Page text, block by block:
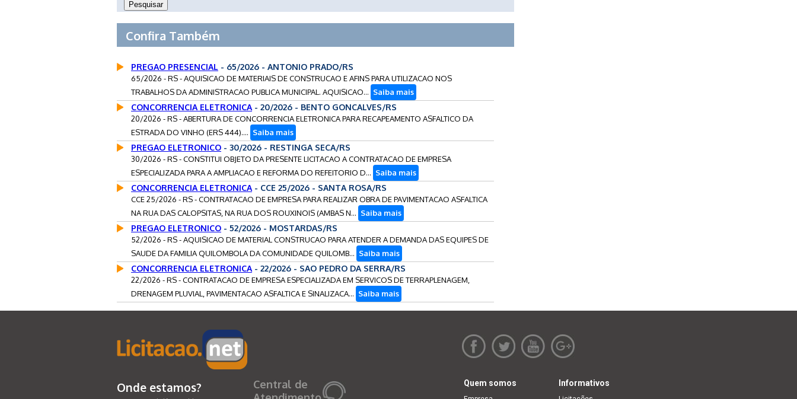
Confira Também
PREGAO PRESENCIAL - 65/2026 - ANTONIO PRADO/RS
65/2026 - RS - AQUISICAO DE MATERIAIS DE CONSTRUCAO E AFINS PARA UTILIZACAO NOS
TRABALHOS DA ADMINISTRACAO PUBLICA MUNICIPAL. AQUISICAO... Saiba mais
CONCORRENCIA ELETRONICA - 20/2026 - BENTO GONCALVES/RS
20/2026 - RS - ABERTURA DE CONCORRENCIA ELETRONICA PARA RECAPEAMENTO ASFALTICO DA
ESTRADA DO VINHO (ERS 444).... Saiba mais
PREGAO ELETRONICO - 30/2026 - RESTINGA SECA/RS
30/2026 - RS - CONSTITUI OBJETO DA PRESENTE LICITACAO A CONTRATACAO DE EMPRESA
ESPECIALIZADA PARA A AMPLIACAO E REFORMA DO REFEITORIO D... Saiba mais
CONCORRENCIA ELETRONICA - CCE 25/2026 - SANTA ROSA/RS
CCE 25/2026 - RS - CONTRATACAO DE EMPRESA PARA REALIZAR OBRA DE PAVIMENTACAO ASFALTICA
NA RUA DAS CALOPSITAS, NA RUA DOS ROUXINOIS (AMBAS N... Saiba mais
PREGAO ELETRONICO - 52/2026 - MOSTARDAS/RS
52/2026 - RS - AQUISICAO DE MATERIAL CONSTRUCAO PARA ATENDER A DEMANDA DAS EQUIPES DE
SAUDE DA FAMILIA QUILOMBOLA DA COMUNIDADE QUILOMB... Saiba mais
CONCORRENCIA ELETRONICA - 22/2026 - SAO PEDRO DA SERRA/RS
22/2026 - RS - CONTRATACAO DE EMPRESA ESPECIALIZADA EM SERVICOS DE TERRAPLENAGEM,
DRENAGEM PLUVIAL, PAVIMENTACAO ASFALTICA E SINALIZACA... Saiba mais
Onde estamos?
Central de
Quem somos Informativos